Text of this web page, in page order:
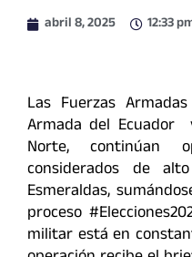
abril 8, 2025 12:33
Las Fuerzas
Armada del Ecuador
Norte, continúan
considerados de
Esmeraldas,
proceso
militar está en